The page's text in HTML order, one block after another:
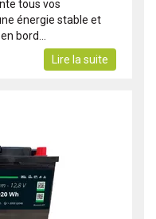
tous vos
énergie stable et
bord...
Lire la suite